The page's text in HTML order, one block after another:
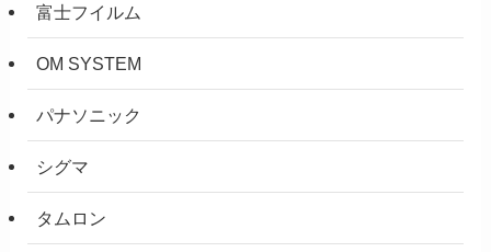
富士フイルム
OM SYSTEM
パナソニック
シグマ
タムロン